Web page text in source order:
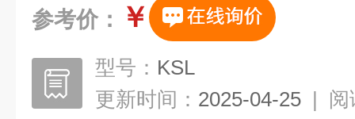
参考价： ￥
型号： KSL
更新时间： 2025-04-25 | 阅